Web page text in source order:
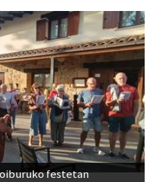
festetan